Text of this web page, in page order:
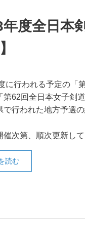
度全日本
に行われる予定の「
第62回全日本女子剣
で行われた地方予選
次第、順次更新して
読む